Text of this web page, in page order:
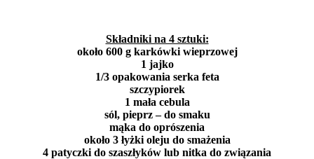
Składniki na 4 sztuki:
około 600 g karkówki wieprzowej
1 jajko
1/3 opakowania serka feta
szczypiorek
1 mała cebula
sól, pieprz – do smaku
mąka do oprószenia
około 3 łyżki oleju do smażenia
4 patyczki do szaszłyków lub nitka do związania